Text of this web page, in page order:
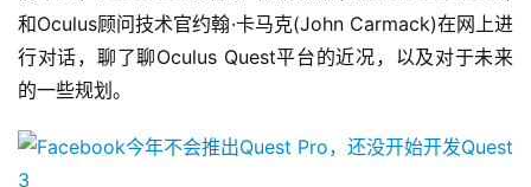
和Oculus顾问技术官约翰·卡马克(John Carmack)在网上进
行对话，聊了聊Oculus Quest平台的近况，以及对于未来
的一些规划。